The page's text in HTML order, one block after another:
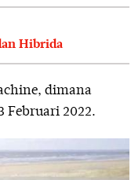
Hibrida
dimana
Februari 2022.